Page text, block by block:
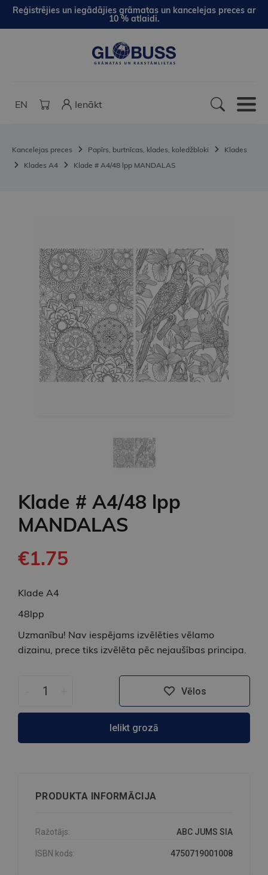
Reģistrējies un iegādājies grāmatas un kancelejas preces ar
10 % atlaidi.
EN Ienākt
Kancelejas preces Papīrs, burtnīcas, klades, koledžbloki
Klades
Klades A4
Klade # A4/48 lpp MANDALAS
Klade # A4/48 lpp
MANDALAS
€1.75
Klade A4
48lpp
Uzmanību! Nav iespējams izvēlēties vēlamo
dizainu, prece tiks izvēlēta pēc nejaušības principa.
Vēlos
Ielikt grozā
PRODUKTA INFORMĀCIJA
Ražotājs: ABC JUMS SIA
ISBN kods: 4750719001008